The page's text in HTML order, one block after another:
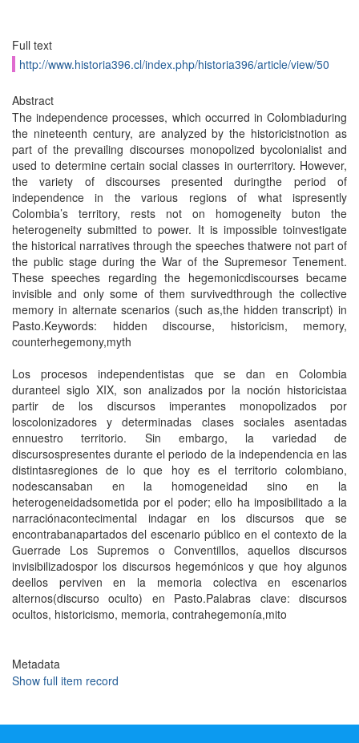
Full text
http://www.historia396.cl/index.php/historia396/article/view/50
Abstract
The independence processes, which occurred in Colombiaduring
the nineteenth century, are analyzed by the historicistnotion as
part of the prevailing discourses monopolized bycolonialist and
used to determine certain social classes in ourterritory. However,
the variety of discourses presented duringthe period of
independence in the various regions of what ispresently
Colombia’s territory, rests not on homogeneity buton the
heterogeneity submitted to power. It is impossible toinvestigate
the historical narratives through the speeches thatwere not part of
the public stage during the War of the Supremesor Tenement.
These speeches regarding the hegemonicdiscourses became
invisible and only some of them survivedthrough the collective
memory in alternate scenarios (such as,the hidden transcript) in
Pasto.Keywords: hidden discourse, historicism, memory,
counterhegemony,myth
Los procesos independentistas que se dan en Colombia
duranteel siglo XIX, son analizados por la noción historicistaa
partir de los discursos imperantes monopolizados por
loscolonizadores y determinadas clases sociales asentadas
ennuestro territorio. Sin embargo, la variedad de
discursospresentes durante el periodo de la independencia en las
distintasregiones de lo que hoy es el territorio colombiano,
nodescansaban en la homogeneidad sino en la
heterogeneidadsometida por el poder; ello ha imposibilitado a la
narraciónacontecimental indagar en los discursos que se
encontrabanapartados del escenario público en el contexto de la
Guerrade Los Supremos o Conventillos, aquellos discursos
invisibilizadospor los discursos hegemónicos y que hoy algunos
deellos perviven en la memoria colectiva en escenarios
alternos(discurso oculto) en Pasto.Palabras clave: discursos
ocultos, historicismo, memoria, contrahegemonía,mito
Metadata
Show full item record